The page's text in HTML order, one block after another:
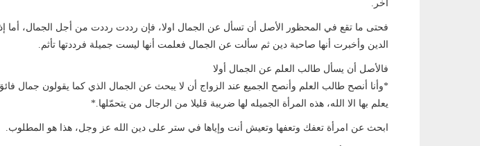
أخر.
فحتى ما تقع في المحظور الأصل أن تسأل عن الجمال اولا، فإن رددت رددت من أجل الجمال، أما
الدين وأخبرت أنها صاحبة دين ثم سألت عن الجمال فعلمت أنها ليست جميلة فرددتها تأثم.
فالأصل أن يسأل طالب العلم عن الجمال أولا
*وأنا أنصح طالب العلم وأنصح الجميع عند الزواج أن لا يبحث عن الجمال الذي كما يقولون جمال
يعلم بها الا الله، هذه المرأة الجميله لها ضريبة قليلا من الرجال من يتحمّلها.*
ابحث عن امرأة تعفك وتعفها وتعيش أنت وإياها في ستر على دين الله عز وجل، هذا هو المطلوب.